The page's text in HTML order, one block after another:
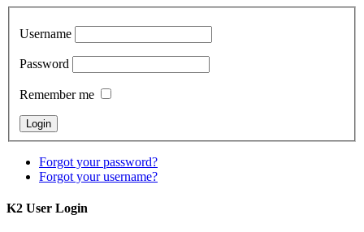
Username
Password
Remember me
Forgot your password?
Forgot your username?
K2 User Login